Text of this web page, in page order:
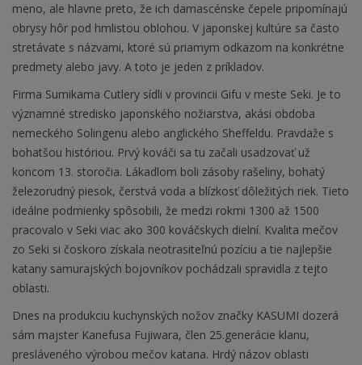
meno, ale hlavne preto, že ich damascénske čepele pripomínajú
obrysy hôr pod hmlistou oblohou. V japonskej kultúre sa často
stretávate s názvami, ktoré sú priamym odkazom na konkrétne
predmety alebo javy. A toto je jeden z príkladov.
Firma Sumikama Cutlery sídli v provincii Gifu v meste Seki. Je to
významné stredisko japonského nožiarstva, akási obdoba
nemeckého Solingenu alebo anglického Sheffeldu. Pravdaže s
bohatšou históriou. Prvý kováči sa tu začali usadzovať už
koncom 13. storočia. Lákadlom boli zásoby rašeliny, bohatý
železorudný piesok, čerstvá voda a blízkosť dôležitých riek. Tieto
ideálne podmienky spôsobili, že medzi rokmi 1300 až 1500
pracovalo v Seki viac ako 300 kováčskych dielní. Kvalita mečov
zo Seki si čoskoro získala neotrasiteľnú pozíciu a tie najlepšie
katany samurajských bojovníkov pochádzali spravidla z tejto
oblasti.
Dnes na produkciu kuchynských nožov značky KASUMI dozerá
sám majster Kanefusa Fujiwara, člen 25.generácie klanu,
presláveného výrobou mečov katana. Hrdý názov oblasti